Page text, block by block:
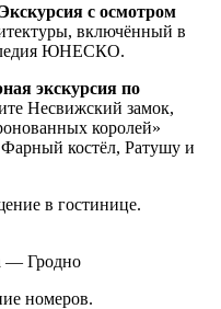
Экскурсия с осмотром
включённый в
ЮНЕСКО.
экскурсия по
Несвижский замок,
королей»
костёл, Ратушу и
в гостинице.
— Гродно
номеров.